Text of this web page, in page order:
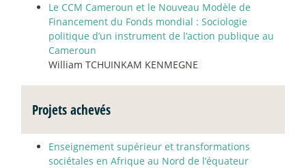
Le CCM Cameroun et le Nouveau Modèle de
Financement du Fonds mondial : Sociologie
politique d’un instrument de l’action publique au
Cameroun
William TCHUINKAM KENMEGNE
Projets achevés
Enseignement supérieur et transformations
sociétales en Afrique au Nord de l’équateur